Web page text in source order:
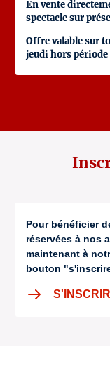
Pour bénéficier
réservées à nos
maintenant à
bouton
En vente
spectacle sur
Offre valable sur
jeudi hors période